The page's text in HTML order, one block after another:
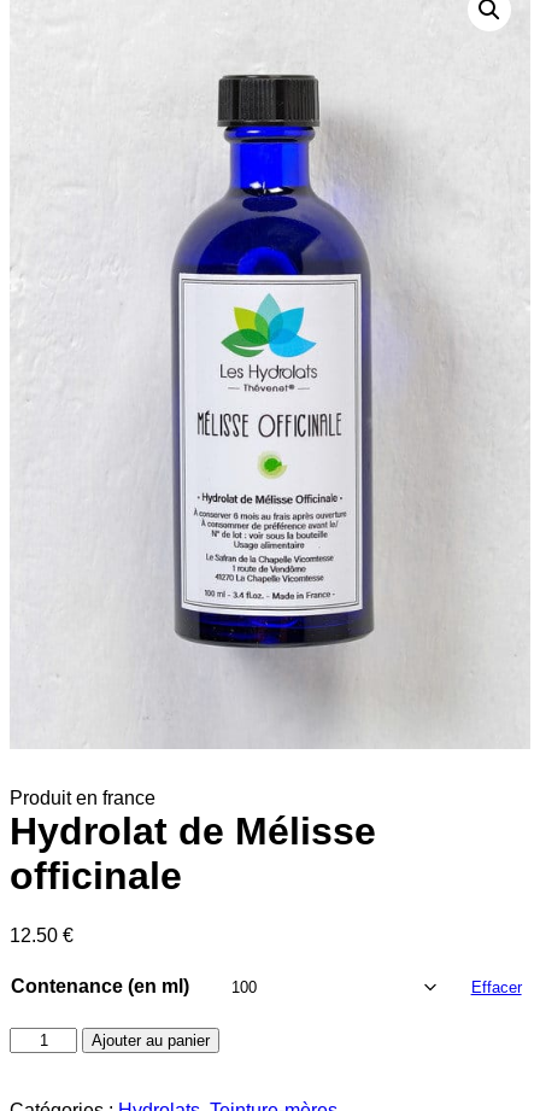
Produit en france
Hydrolat de Mélisse
officinale
12.50 €
Contenance (en ml) Effacer
quantité
de
de
Ajouter au panier